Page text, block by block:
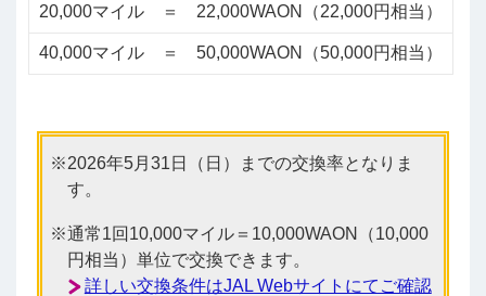
20,000マイル ＝ 22,000WAON（22,000円相当）
40,000マイル ＝ 50,000WAON（50,000円相当）
2026年5月31日（日）までの交換率となりま
す。
通常1回10,000マイル＝10,000WAON（10,000
円相当）単位で交換できます。
詳しい交換条件はJAL Webサイトにてご確認